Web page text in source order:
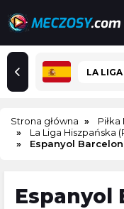
Strona główna
La Liga Hiszpańska
Espanyol
Espanyol